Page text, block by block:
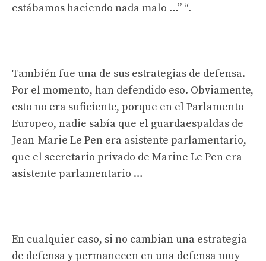
estábamos haciendo nada malo …” “.
También fue una de sus estrategias de defensa.
Por el momento, han defendido eso. Obviamente,
esto no era suficiente, porque en el Parlamento
Europeo, nadie sabía que el guardaespaldas de
Jean-Marie Le Pen era asistente parlamentario,
que el secretario privado de Marine Le Pen era
asistente parlamentario …
En cualquier caso, si no cambian una estrategia
de defensa y permanecen en una defensa muy